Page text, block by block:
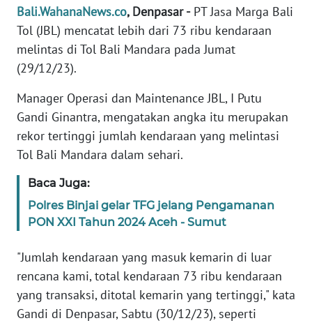
Bali.WahanaNews.co, Denpasar -PT Jasa Marga Bali
Tol (JBL) mencatat lebih dari 73 ribu kendaraan
melintas di Tol Bali Mandara pada Jumat
(29/12/23).
Manager Operasi dan Maintenance JBL, I Putu
Gandi Ginantra, mengatakan angka itu merupakan
rekor tertinggi jumlah kendaraan yang melintasi
Tol Bali Mandara dalam sehari.
Baca Juga:
Polres Binjai gelar TFG jelang Pengamanan
PON XXI Tahun 2024 Aceh - Sumut
"Jumlah kendaraan yang masuk kemarin di luar
rencana kami, total kendaraan 73 ribu kendaraan
yang transaksi, ditotal kemarin yang tertinggi," kata
Gandi di Denpasar, Sabtu (30/12/23), seperti
MEDIA
KARIR
DISCLAIMER
WN
JAKARTA